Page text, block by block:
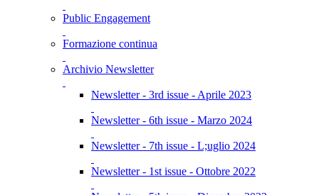
Public Engagement
Formazione continua
Archivio Newsletter
Newsletter - 3rd issue - Aprile 2023
Newsletter - 6th issue - Marzo 2024
Newsletter - 7th issue - L;uglio 2024
Newsletter - 1st issue - Ottobre 2022